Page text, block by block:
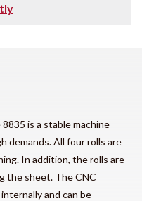
is a stable machine
demands. All four rolls are
In addition, the rolls are
the sheet. The CNC
and can be